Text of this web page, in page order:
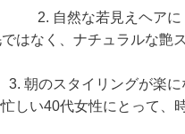
2. 自然な若見えヘアに
はなく、ナチュラルな艶
3. 朝のスタイリングが楽に
しい40代女性にとって、